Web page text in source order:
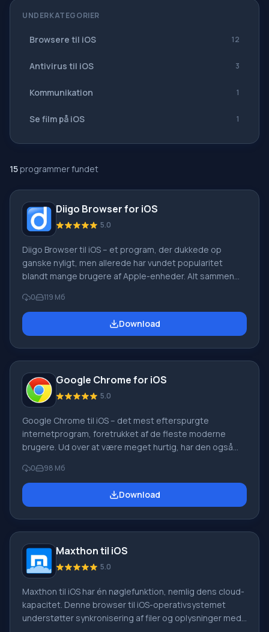
UNDERKATEGORIER
Browsere til iOS 12
Antivirus til iOS 3
Kommunikation 1
Se film på iOS 1
15programmer fundet
Diigo Browser for iOS
5.0
Diigo Browser til iOS – et program, der dukkede op
ganske nyligt, men allerede har vundet popularitet
blandt mange brugere af Apple-enheder. Alt sammen
funktioner til arbejde og fritid på internettet. Du skal
downloade Diigo Browser til iOS, hvis du vil surfe på
websider med alle bekvemmeligheder – i administration
0 119 Мб
Download
Google Chrome for iOS
5.0
Google Chrome til iOS – det mest efterspurgte
internetprogram, foretrukket af de fleste moderne
brugere. Ud over at være meget hurtig, har den også
behagelig. Download Google Chrome til iOS, fordi du
altid kan få adgang til dine yndlingsfaner ved blot at
synkronisere browseren med dine andre enheder – en
0 98 Мб
Download
Maxthon til iOS
5.0
Maxthon til iOS har én nøglefunktion, nemlig dens cloud-
kapacitet. Denne browser til iOS-operativsystemet
understøtter synkronisering af filer og oplysninger med